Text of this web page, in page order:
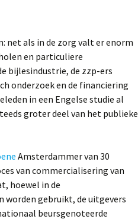
net als in de zorg valt er enorm
en particuliere
bijlesindustrie, de zzp-ers
onderzoek en de financiering
in een Engelse studie al
groter deel van het publieke
Amsterdammer van 30
van commercialisering van
hoewel in de
worden gebruikt, de uitgevers
beursgenoteerde